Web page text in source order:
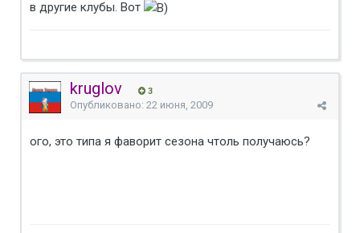
в другие клубы. Вот
kruglov 3
Опубликовано: 22 июня, 2009
ого, это типа я фаворит сезона чтоль получаюсь?